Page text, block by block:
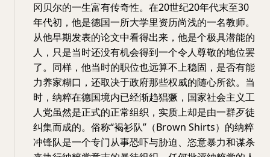
冈贝尔的一生富有传奇性。在20世纪20年代末至30
年代初，他是德国一所大学里资历尚浅的一名教师。
从他早期发表的论文中看得出来，他是个极具潜能的
人，只是当时还没有机会得到一个令人尊敬的地位罢
了。同样，他当时的职位也远算不上稳固，是否有能
力养家糊口，还取决于政府那些权威的随心所欲。当
时，纳粹在德国境内已经渐趋猖獗，国家社会主义工
人党虽然是正式的正常组织，实质上却是由一群歹徒
纠集而成的。俗称“褐衫队”（Brown Shirts）的纳粹
冲锋队是一个专门从事恐吓与胁迫、恣意暴力和谋杀